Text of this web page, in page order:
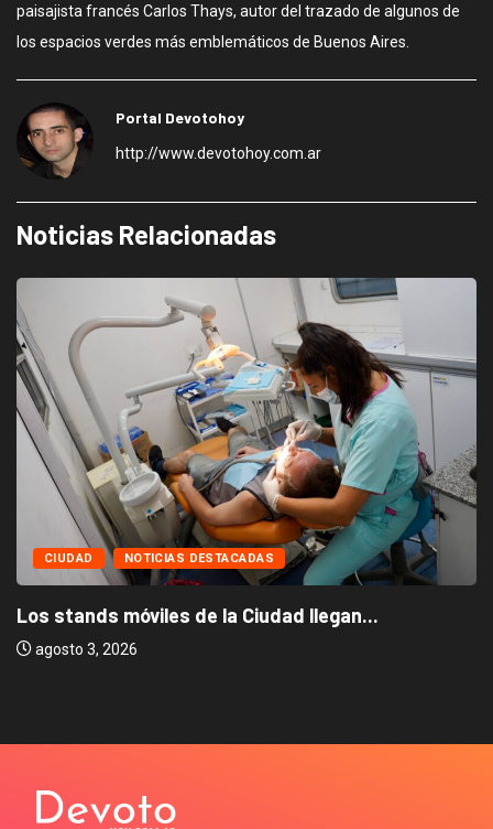
paisajista francés Carlos Thays, autor del trazado de algunos de
los espacios verdes más emblemáticos de Buenos Aires.
Portal Devotohoy
http://www.devotohoy.com.ar
Noticias Relacionadas
CIUDAD NOTICIAS DESTACADAS
Los stands móviles de la Ciudad llegan...
agosto 3, 2026